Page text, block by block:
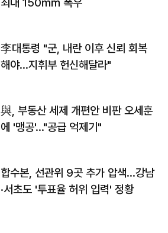
李대통령 "군, 내란 이후 신뢰 회복
해야…지휘부 헌신해달라"
與, 부동산 세제 개편안 비판 오세훈
에 '맹공'…"공급 억제기"
합수본, 선관위 9곳 추가 압색…강남
·서초도 '투표율 허위 입력' 정황